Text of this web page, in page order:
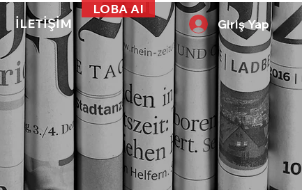
İLETİŞİM
LOBA AI
Giriş Yap